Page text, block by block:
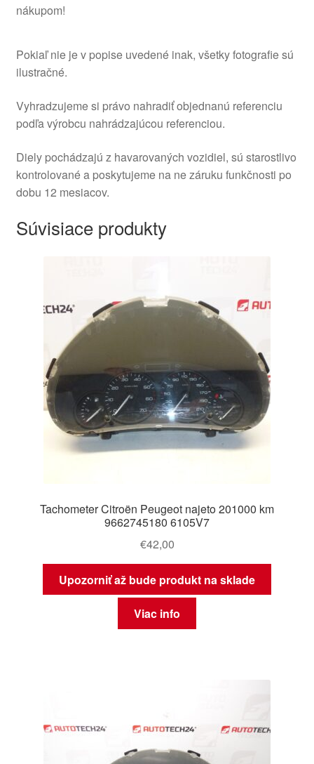
nákupom!
Pokiaľ nie je v popise uvedené inak, všetky fotografie sú
ilustračné.
Vyhradzujeme si právo nahradiť objednanú referenciu
podľa výrobcu nahrádzajúcou referenciou.
Diely pochádzajú z havarovaných vozidiel, sú starostlivo
kontrolované a poskytujeme na ne záruku funkčnosti po
dobu 12 mesiacov.
Súvisiace produkty
Tachometer Citroën Peugeot najeto 201000 km
9662745180 6105V7
€42,00
Upozorniť až bude produkt na sklade
Viac info